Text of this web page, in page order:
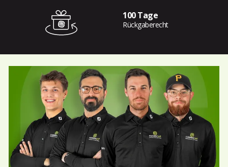
100 Tage
Rückgaberecht